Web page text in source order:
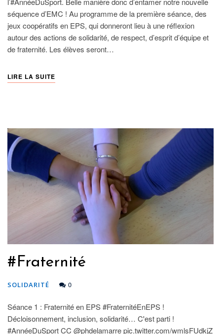
séquence d’EMC ! Au programme de la première séance, des
jeux coopératifs en EPS, qui donneront lieu à une réflexion
autour des actions de solidarité, de respect, d’esprit d’équipe et
de fraternité. Les élèves seront…
LIRE LA SUITE
#Fraternité
SOLIDARITÉ 0
Séance 1 : Fraternité en EPS #FraternitéEnEPS !
Décloisonnement, inclusion, solidarité… C'est parti !
#AnnéeDuSport CC @phdelamarre pic.twitter.com/wmlsFUdkjZ